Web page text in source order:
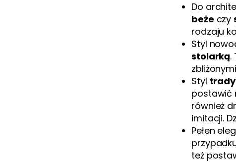
Do
beże czy
rodzaju
Styl
stolarką.
Styl
postawić
również
imitacji.
Pełen
też